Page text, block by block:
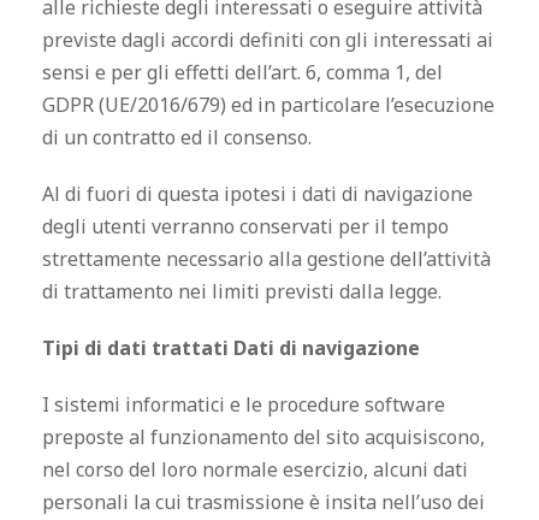
alle richieste degli interessati o eseguire attività
previste dagli accordi definiti con gli interessati ai
sensi e per gli effetti dell’art. 6, comma 1, del
GDPR (UE/2016/679) ed in particolare l’esecuzione
di un contratto ed il consenso.
Al di fuori di questa ipotesi i dati di navigazione
degli utenti verranno conservati per il tempo
strettamente necessario alla gestione dell’attività
di trattamento nei limiti previsti dalla legge.
Tipi di dati trattati Dati di navigazione
I sistemi informatici e le procedure software
preposte al funzionamento del sito acquisiscono,
nel corso del loro normale esercizio, alcuni dati
personali la cui trasmissione è insita nell’uso dei